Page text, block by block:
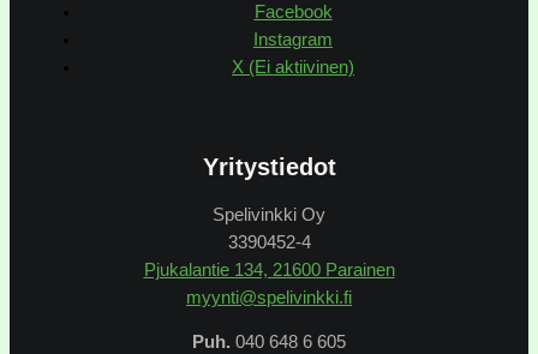
Facebook
Instagram
X (Ei aktiivinen)
Yritystiedot
Spelivinkki Oy
3390452-4
Pjukalantie 134, 21600 Parainen
myynti@spelivinkki.fi
Puh. 040 648 6 605